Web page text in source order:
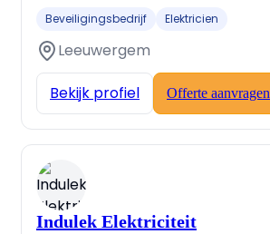
Beveiligingsbedrijf Elektricien
Leeuwergem
Bekijk profiel Offerte aanvragen
Indulek Elektriciteit